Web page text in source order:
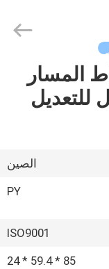
المسار
للتعديل
الصين
PY
ISO9001
85 * 59.4 * 24